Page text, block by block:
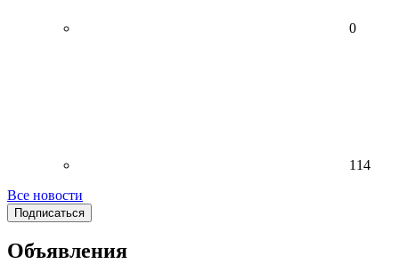
0
114
Все новости
Подписаться
Объявления